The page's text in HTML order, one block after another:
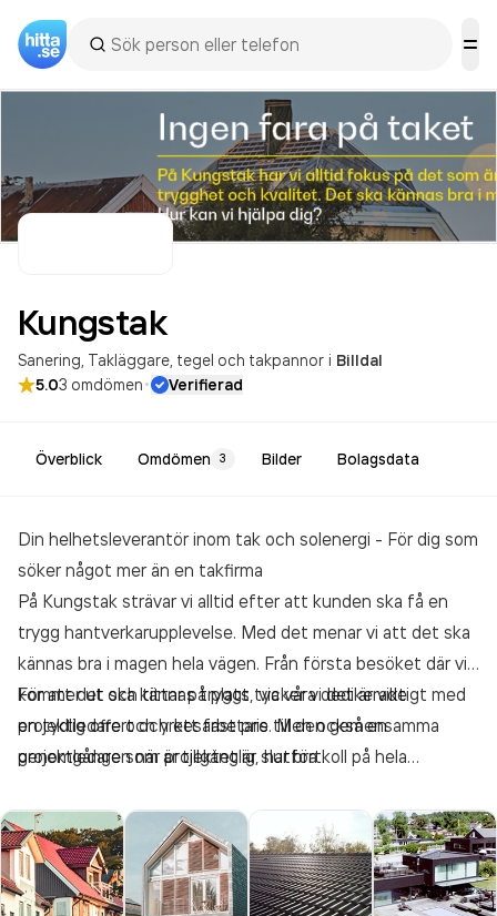
Kungstak
Sanering Takläggare, tegel och takpannor i Billdal
5.03 omdömen· Verifierad
Överblick Omdömen 3 Bilder Bolagsdata
Din helhetsleverantör inom tak och solenergi - För dig som
söker något mer än en takfirma
På Kungstak strävar vi alltid efter att kunden ska få en
trygg hantverkarupplevelse. Med det menar vi att det ska
kännas bra i magen hela vägen. Från första besöket där vi
kommer ut och tittar på plats, via våra dedikerade
projektledare och yrkesarbetare till den gemensamma
genomgången när projektet är slutfört.
För att det ska kännas tryggt tycker vi det är viktigt med
en tydlig offert och ett fast pris. Men också en
projektledare som är tillgänglig, har bra koll på hela
daglig basis. Hos oss behöver ni aldrig jaga snickaren eller
fundera på vad som händer på taket. Det visar vi löpande
med text och bild under hela projektet.